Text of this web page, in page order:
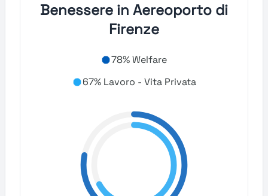
Benessere in Aereoporto di
Firenze
78% Welfare
67% Lavoro - Vita Privata